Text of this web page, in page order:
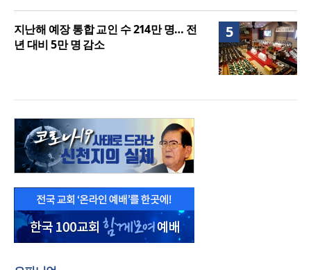
5
지난해 예장 통합 교인 수 214만 명… 전
년 대비 5만 명 감소